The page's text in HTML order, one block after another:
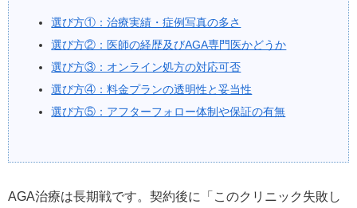
選び方①：治療実績・症例写真の多さ
選び方②：医師の経歴及びAGA専門医かどうか
選び方③：オンライン処方の対応可否
選び方④：料金プランの透明性と妥当性
選び方⑤：アフターフォロー体制や保証の有無
AGA治療は長期戦です。契約後に「このクリニック失敗し